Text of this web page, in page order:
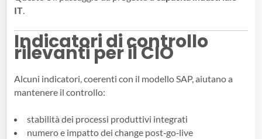
IT.
Indicatori di controllo
rilevanti per il CIO
Alcuni indicatori, coerenti con il modello SAP, aiutano a
mantenere il controllo:
stabilità dei processi produttivi integrati
numero e impatto dei change post‑go‑live